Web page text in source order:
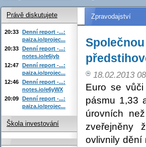
Zpravodajství
18.02.2013
Euro se
pásmu 1,33
úrovních
zveřejněny
ovlivnily dění
Právě diskutujete
20:33 Denní report -...:
paiza.io/projec...
20:33 Denní report -...:
notes.io/e6iyb
12:47 Denní report -...:
paiza.io/projec...
12:46 Denní report -...:
notes.io/e6yWX
20:09 Denní report -...:
paiza.io/projec...
Škola investování